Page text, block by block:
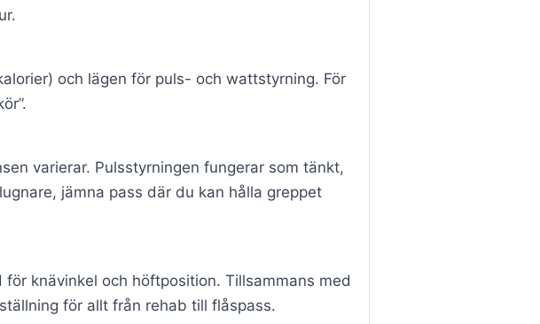
och lägen för puls- och wattstyrning. För
varierar. Pulsstyrningen fungerar som tänkt,
jämna pass där du kan hålla greppet
knävinkel och höftposition. Tillsammans med
för allt från rehab till flåspass.